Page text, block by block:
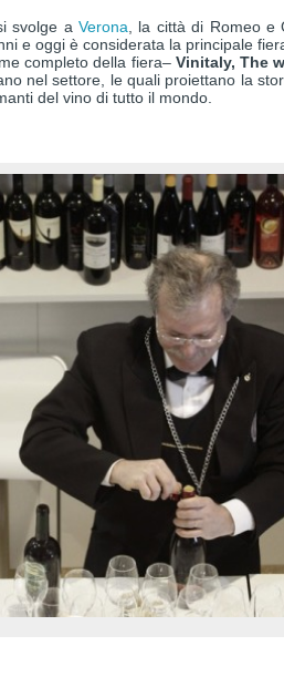
svolge a Verona , la città di Romeo
e oggi è considerata la principale
completo della fiera– Vinitaly, The
nel settore, le quali proiettano la
del vino di tutto il mondo.